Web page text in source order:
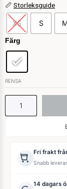
📏 Storleksguide
XS S
Färg
RENSA
VICHOCA
LS
KNIT
PEARL
CARDIGAN
mängd
Fri frakt
Snabb
14 dagars